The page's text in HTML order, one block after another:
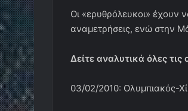
Οι «ερυθρόλευκοι» έχουν
αναμετρήσεις, ενώ στην
Δείτε αναλυτικά όλες
03/02/2010: Ολυμπιακός-